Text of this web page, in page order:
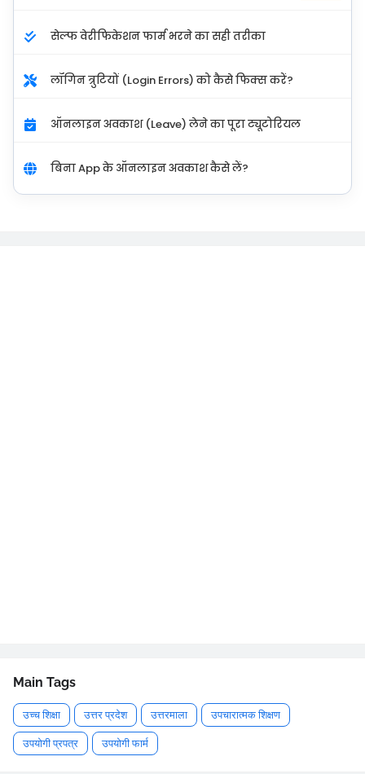
सेल्फ वेरीफिकेशन फार्म भरने का सही तरीका
लॉगिन त्रुटियों (Login Errors) को कैसे फिक्स करें?
ऑनलाइन अवकाश (Leave) लेने का पूरा ट्यूटोरियल
बिना App के ऑनलाइन अवकाश कैसे लें?
Main Tags
उच्च शिक्षा उत्तर प्रदेश उत्तरमाला उपचारात्मक शिक्षण
उपयोगी प्रपत्र उपयोगी फार्म